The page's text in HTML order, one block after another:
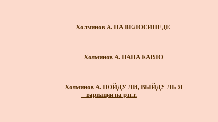
Холминов А. НА ВЕЛОСИПЕДЕ
Холминов А. ПАПА КАРЛО
Холминов А. ПОЙДУ ЛИ, ВЫЙДУ ЛЬ Я
_ вариации на р.н.т.